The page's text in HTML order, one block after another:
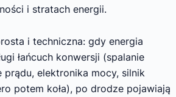
i stratach energii.
i techniczna: gdy energia
łańcuch konwersji (spalanie
prądu, elektronika mocy, silnik
potem koła), po drodze pojawiają